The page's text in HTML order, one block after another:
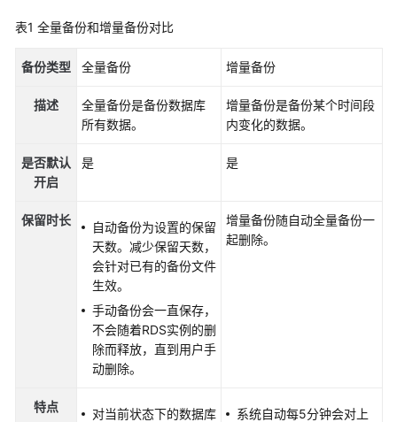
说
速
内
介
佳
表1 全量备份和增量备份对比
备份类型 全量备份 增量备份
描述
全量备份是备份数据库
所有数据。
增量备份是备份某个时间段
内变化的数据。
是否默认
开启
是 是
保留时长
自动备份为设置的保留
天数。减少保留天数，
会针对已有的备份文件
生效。
手动备份会一直保存，
不会随着RDS实例的删
除而释放，直到用户手
动删除。
增量备份随自动全量备份一
起删除。
特点
对当前状态下的数据库
系统自动每5分钟会对上